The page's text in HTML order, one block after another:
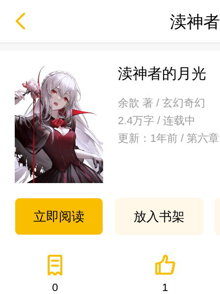
渎神
渎神者的月光
余歆 著 / 玄幻奇幻
2.4万字 / 连载中
更新：1年前 / 第六
立即阅读 放入书架
0
1